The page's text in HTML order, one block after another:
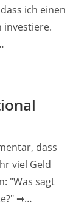
ich einen
investiere.
dass
viel Geld
"Was sagt
➡…